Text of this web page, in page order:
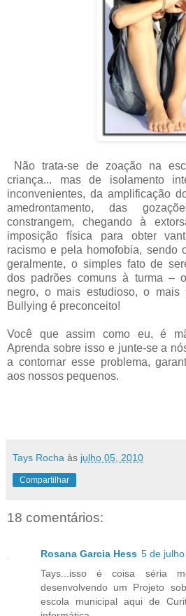
Não trata-se de zoação na
criança... mas de isolamento
inconvenientes, da amplificação
amedrontamento, das
constrangem, chegando à
imposição física para obter
racismo e pela homofobia, sendo
geralmente, o simples fato de
dos padrões comuns à turma –
negro, o mais estudioso, o
Bullying é preconceito!
Você que assim como eu, é
Aprenda sobre isso e junte-se a
a contornar esse problema,
aos nossos pequenos.
Tays Rocha às julho 05, 2010
Compartilhar
18 comentários:
Rosana Garcia Hess 5 de
Tays...isso é coisa séria
desenvolvendo um Projeto
escola municipal aqui de